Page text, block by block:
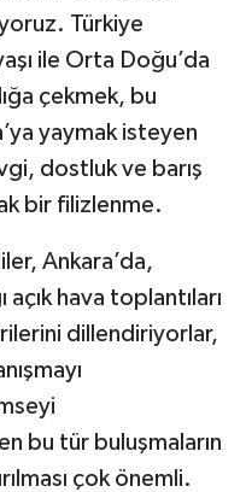
Türkiye
ile Orta Doğu’da
çekmek, bu
yaymak isteyen
dostluk ve barış
bir filizlenme.
Ankara’da,
hava toplantıları
dillendiriyorlar,
bu tür buluşmaların
çok önemli.